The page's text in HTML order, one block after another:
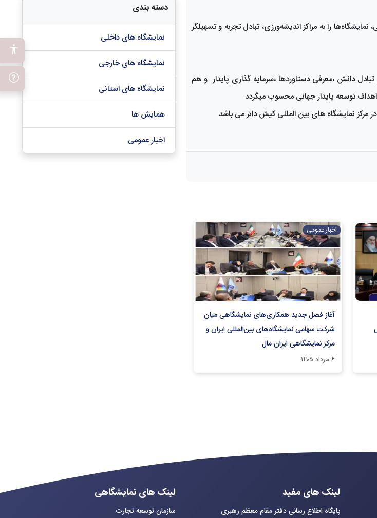
را به مراکز اندیشه‌ورزی، تبادل تجربه و تسهیلگر
دانش ،معرفی دستاوردها ،سرمایه گذاری پایدار و هم
توسعه پایدار جهانی محسوب میگردد
اخبار عمومی
آغاز فصل جدید همکاری‌های نمایشگاهی میان
شرکت سهامی نمایشگاه‌های بین‌المللی ایران و
مرکز نمایشگاهی ایران‌ مال
۶ مرداد ۱۴۰۵
دسته بندی
نمایشگاه های داخلی
نمایشگاه های خارجی
نمایشگاه های استانی
همایش ها
اخبار عمومی
لینک های مفید
پایگاه اطلاع رسانی دفتر مقام معظم رهبری
لینک های نمایشگاهی
سازمان توسعه تجارت